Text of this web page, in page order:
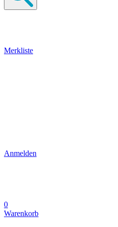
Merkliste
Anmelden
0
Warenkorb